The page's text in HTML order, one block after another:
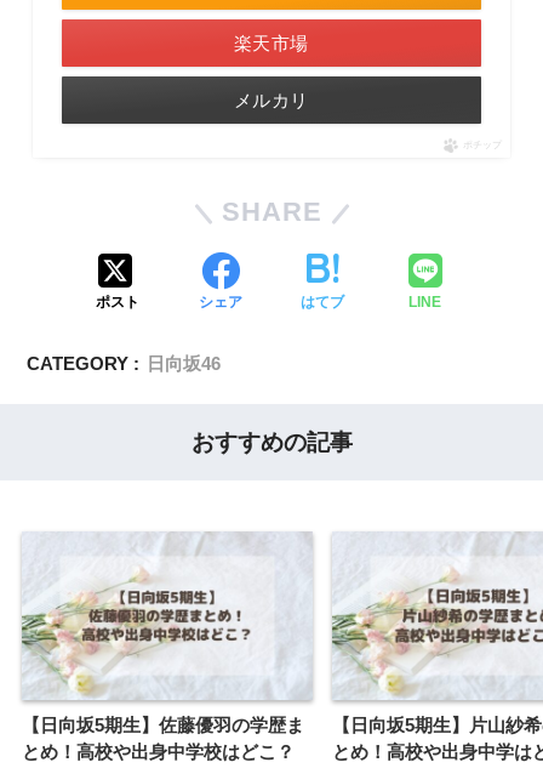
楽天市場
メルカリ
ポチップ
SHARE
ポスト シェア はてブ LINE
CATEGORY : 日向坂46
おすすめの記事
【日向坂5期生】佐藤優羽の学歴ま
とめ！高校や出身中学校はどこ？
【日向坂5期生】片山紗
とめ！高校や出身中学は